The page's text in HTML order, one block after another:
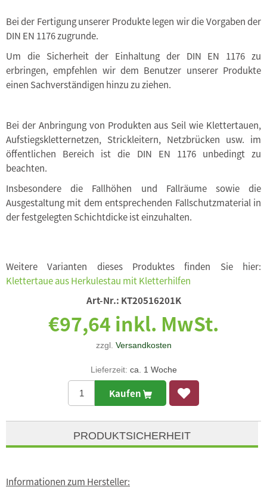
Bei der Fertigung unserer Produkte legen wir die Vorgaben der
DIN EN 1176 zugrunde.
Um die Sicherheit der Einhaltung der DIN EN 1176 zu
erbringen, empfehlen wir dem Benutzer unserer Produkte
einen Sachverständigen hinzu zu ziehen.
Bei der Anbringung von Produkten aus Seil wie Klettertauen,
Aufstiegskletternetzen, Strickleitern, Netzbrücken usw. im
öffentlichen Bereich ist die DIN EN 1176 unbedingt zu
beachten.
Insbesondere die Fallhöhen und Fallräume sowie die
Ausgestaltung mit dem entsprechenden Fallschutzmaterial in
der festgelegten Schichtdicke ist einzuhalten.
Weitere Varianten dieses Produktes finden Sie hier:
Klettertaue aus Herkulestau mit Kletterhilfen
Art-Nr.: KT20516201K
€97,64 inkl. MwSt.
zzgl. Versandkosten
Lieferzeit: ca. 1 Woche
Kaufen
PRODUKTSICHERHEIT
Informationen zum Hersteller: